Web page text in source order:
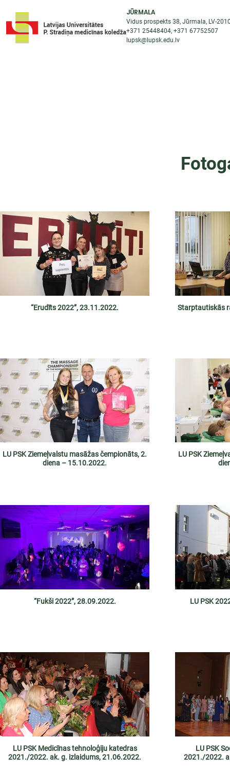
JŪRMALA
Vidus prospekts 38, Jūrmala, LV-
+371 25448404, +371 67752507
lupsk@lupsk.edu.lv
“Erudīts 2022”, 23.11.2022. Starptautiskās
LU PSK Ziemeļvalstu masāžas čempionāts, 2.
diena – 15.10.2022.
LU PSK
“Fukši 2022”, 28.09.2022. LU PSK
LU PSK Medicīnas tehnoloģiju katedras
2021./2022. ak. g. izlaidums, 21.06.2022.
LU PSK
2021./2022.